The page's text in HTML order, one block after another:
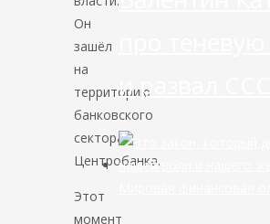
Он
зашёл
на
территорию
банковского
сектора,
Центробанка.
Этот
момент
и развал СССР